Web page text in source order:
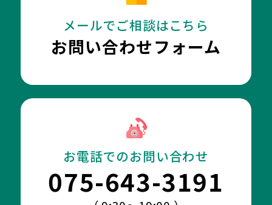
メールでご相談はこちら
お問い合わせフォーム
お電話でのお問い合わせ
075-643-3191